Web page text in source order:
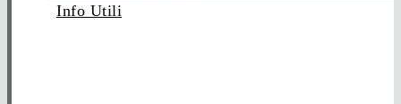
Info Utili